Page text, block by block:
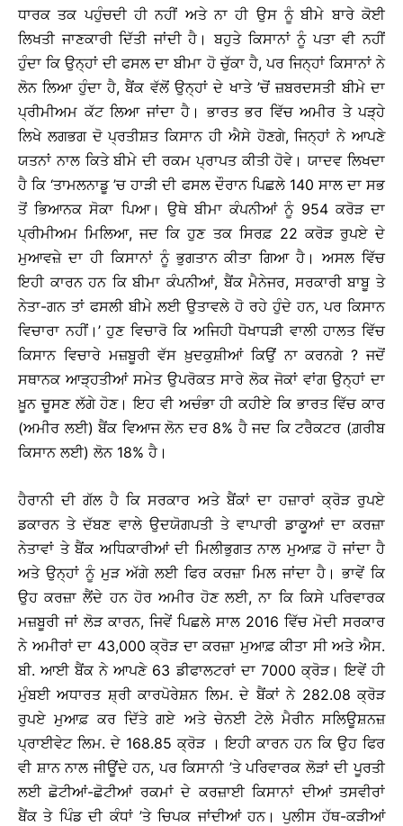
ਧਾਰਕ ਤਕ ਪਹੁੰਚਦੀ ਹੀ ਨਹੀਂ ਅਤੇ ਨਾ ਹੀ ਉਸ ਨੂੰ ਬੀਮੇ ਬਾਰੇ ਕੋਈ
ਲਿਖਤੀ ਜਾਣਕਾਰੀ ਦਿੱਤੀ ਜਾਂਦੀ ਹੈ। ਬਹੁਤੇ ਕਿਸਾਨਾਂ ਨੂੰ ਪਤਾ ਵੀ ਨਹੀਂ
ਹੁੰਦਾ ਕਿ ਉਨ੍ਹਾਂ ਦੀ ਫਸਲ ਦਾ ਬੀਮਾ ਹੋ ਚੁੱਕਾ ਹੈ, ਪਰ ਜਿਨ੍ਹਾਂ ਕਿਸਾਨਾਂ ਨੇ
ਲੋਨ ਲਿਆ ਹੁੰਦਾ ਹੈ, ਬੈਂਕ ਵੱਲੋਂ ਉਨ੍ਹਾਂ ਦੇ ਖਾਤੇ ’ਚੋਂ ਜ਼ਬਰਦਸਤੀ ਬੀਮੇ ਦਾ
ਪ੍ਰੀਮੀਅਮ ਕੱਟ ਲਿਆ ਜਾਂਦਾ ਹੈ। ਭਾਰਤ ਭਰ ਵਿੱਚ ਅਮੀਰ ਤੇ ਪੜ੍ਹੇ
ਲਿਖੇ ਲਗਭਗ ਦੋ ਪ੍ਰਤੀਸ਼ਤ ਕਿਸਾਨ ਹੀ ਐਸੇ ਹੋਣਗੇ, ਜਿਨ੍ਹਾਂ ਨੇ ਆਪਣੇ
ਯਤਨਾਂ ਨਾਲ ਕਿਤੇ ਬੀਮੇ ਦੀ ਰਕਮ ਪ੍ਰਾਪਤ ਕੀਤੀ ਹੋਵੇ। ਯਾਦਵ ਲਿਖਦਾ
ਹੈ ਕਿ ‘ਤਾਮਲਨਾਡੂ ’ਚ ਹਾੜੀ ਦੀ ਫਸਲ ਦੌਰਾਨ ਪਿਛਲੇ 140 ਸਾਲ ਦਾ ਸਭ
ਤੋਂ ਭਿਆਨਕ ਸੋਕਾ ਪਿਆ। ਉਥੇ ਬੀਮਾ ਕੰਪਨੀਆਂ ਨੂੰ 954 ਕਰੋੜ ਦਾ
ਪ੍ਰੀਮੀਅਮ ਮਿਲਿਆ, ਜਦ ਕਿ ਹੁਣ ਤਕ ਸਿਰਫ਼ 22 ਕਰੋੜ ਰੁਪਏ ਦੇ
ਮੁਆਵਜ਼ੇ ਦਾ ਹੀ ਕਿਸਾਨਾਂ ਨੂੰ ਭੁਗਤਾਨ ਕੀਤਾ ਗਿਆ ਹੈ। ਅਸਲ ਵਿੱਚ
ਇਹੀ ਕਾਰਨ ਹਨ ਕਿ ਬੀਮਾ ਕੰਪਨੀਆਂ, ਬੈਂਕ ਮੈਨੇਜਰ, ਸਰਕਾਰੀ ਬਾਬੂ ਤੇ
ਨੇਤਾ-ਗਨ ਤਾਂ ਫਸਲੀ ਬੀਮੇ ਲਈ ਉਤਾਵਲੇ ਹੋ ਰਹੇ ਹੁੰਦੇ ਹਨ, ਪਰ ਕਿਸਾਨ
ਵਿਚਾਰਾ ਨਹੀਂ।’ ਹੁਣ ਵਿਚਾਰੋ ਕਿ ਅਜਿਹੀ ਧੋਖਾਧੜੀ ਵਾਲੀ ਹਾਲਤ ਵਿੱਚ
ਕਿਸਾਨ ਵਿਚਾਰੇ ਮਜ਼ਬੂਰੀ ਵੱਸ ਖ਼ੁਦਕੁਸ਼ੀਆਂ ਕਿਉਂ ਨਾ ਕਰਨਗੇ ? ਜਦੋਂ
ਸਥਾਨਕ ਆੜ੍ਹਤੀਆਂ ਸਮੇਤ ਉਪਰੋਕਤ ਸਾਰੇ ਲੋਕ ਜੋਕਾਂ ਵਾਂਗ ਉਨ੍ਹਾਂ ਦਾ
ਖ਼ੂਨ ਚੂਸਣ ਲੱਗੇ ਹੋਣ। ਇਹ ਵੀ ਅਚੰਭਾ ਹੀ ਕਹੀਏ ਕਿ ਭਾਰਤ ਵਿੱਚ ਕਾਰ
(ਅਮੀਰ ਲਈ) ਬੈਂਕ ਵਿਆਜ ਲੋਨ ਦਰ 8% ਹੈ ਜਦ ਕਿ ਟਰੈਕਟਰ (ਗ਼ਰੀਬ
ਕਿਸਾਨ ਲਈ) ਲੋਨ 18% ਹੈ।
ਹੈਰਾਨੀ ਦੀ ਗੱਲ ਹੈ ਕਿ ਸਰਕਾਰ ਅਤੇ ਬੈਂਕਾਂ ਦਾ ਹਜ਼ਾਰਾਂ ਕ੍ਰੋੜ ਰੁਪਏ
ਡਕਾਰਨ ਤੇ ਦੱਬਣ ਵਾਲੇ ਉਦਯੋਗਪਤੀ ਤੇ ਵਾਪਾਰੀ ਡਾਕੂਆਂ ਦਾ ਕਰਜ਼ਾ
ਨੇਤਾਵਾਂ ਤੇ ਬੈਂਕ ਅਧਿਕਾਰੀਆਂ ਦੀ ਮਿਲੀਭੁਗਤ ਨਾਲ ਮੁਆਫ਼ ਹੋ ਜਾਂਦਾ ਹੈ
ਅਤੇ ਉਨ੍ਹਾਂ ਨੂੰ ਮੁੜ ਅੱਗੇ ਲਈ ਫਿਰ ਕਰਜ਼ਾ ਮਿਲ ਜਾਂਦਾ ਹੈ। ਭਾਵੇਂ ਕਿ
ਉਹ ਕਰਜ਼ਾ ਲੈਂਦੇ ਹਨ ਹੋਰ ਅਮੀਰ ਹੋਣ ਲਈ, ਨਾ ਕਿ ਕਿਸੇ ਪਰਿਵਾਰਕ
ਮਜ਼ਬੂਰੀ ਜਾਂ ਲੋੜ ਕਾਰਨ, ਜਿਵੇਂ ਪਿਛਲੇ ਸਾਲ 2016 ਵਿੱਚ ਮੋਦੀ ਸਰਕਾਰ
ਨੇ ਅਮੀਰਾਂ ਦਾ 43,000 ਕ੍ਰੋੜ ਦਾ ਕਰਜ਼ਾ ਮੁਆਫ਼ ਕੀਤਾ ਸੀ ਅਤੇ ਐਸ.
ਬੀ. ਆਈ ਬੈਂਕ ਨੇ ਆਪਣੇ 63 ਡੀਫਾਲਟਰਾਂ ਦਾ 7000 ਕ੍ਰੋੜ। ਇਵੇਂ ਹੀ
ਮੁੰਬਈ ਅਧਾਰਤ ਸ਼੍ਰੀ ਕਾਰਪੋਰੇਸ਼ਨ ਲਿਮ. ਦੇ ਬੈਂਕਾਂ ਨੇ 282.08 ਕ੍ਰੋੜ
ਰੁਪਏ ਮੁਆਫ਼ ਕਰ ਦਿੱਤੇ ਗਏ ਅਤੇ ਚੇਨਈ ਟੇਲੇ ਮੈਰੀਨ ਸਲਿਊਸ਼ਨਜ਼
ਪ੍ਰਾਈਵੇਟ ਲਿਮ. ਦੇ 168.85 ਕ੍ਰੋੜ । ਇਹੀ ਕਾਰਨ ਹਨ ਕਿ ਉਹ ਫਿਰ
ਵੀ ਸ਼ਾਨ ਨਾਲ ਜੀਊਂਦੇ ਹਨ, ਪਰ ਕਿਸਾਨੀ ’ਤੇ ਪਰਿਵਾਰਕ ਲੋੜਾਂ ਦੀ ਪੂਰਤੀ
ਲਈ ਛੋਟੀਆਂ-ਛੋਟੀਆਂ ਰਕਮਾਂ ਦੇ ਕਰਜ਼ਾਈ ਕਿਸਾਨਾਂ ਦੀਆਂ ਤਸਵੀਰਾਂ
ਬੈਂਕ ਤੇ ਪਿੰਡ ਦੀ ਕੰਧਾਂ ’ਤੇ ਚਿਪਕ ਜਾਂਦੀਆਂ ਹਨ। ਪੁਲੀਸ ਹੱਥ-ਕੜੀਆਂ